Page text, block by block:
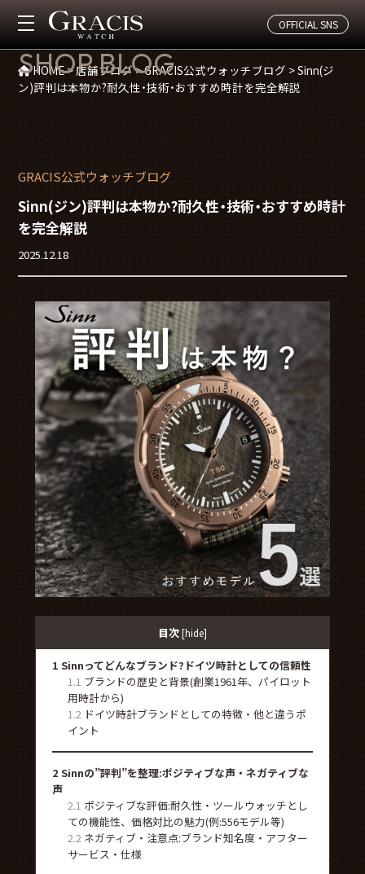
OFFICIAL SNS
店舗ブログ
SHOP BLOG
HOME>店舗ブログ>GRACIS公式ウォッチブログ >Sinn(ジ
ン)評判は本物か?耐久性・技術・おすすめ時計を完全解説
GRACIS公式ウォッチブログ
Sinn(ジン)評判は本物か?耐久性・技術・おすすめ時計
を完全解説
2025.12.18
目次 [hide]
1 Sinnってどんなブランド?ドイツ時計としての信頼性
1.1 ブランドの歴史と背景(創業1961年、パイロット
用時計から)
1.2ドイツ時計ブランドとしての特徴・他と違うポ
イント
2 Sinnの”評判”を整理:ポジティブな声・ネガティブな
声
2.1 ポジティブな評価:耐久性・ツールウォッチとし
ての機能性、価格対比の魅力(例:556モデル等)
2.2ネガティブ・注意点:ブランド知名度・アフター
サービス・仕様